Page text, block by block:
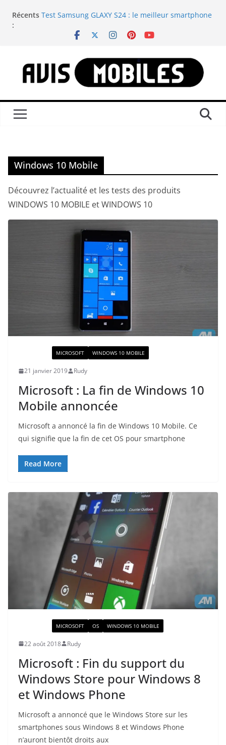
Récents
:
Test Samsung GLAXY S24 : le meilleur smartphone
Test Samsung GALAXY WATCH 8 CLASSIC : est-elle
Nintendo Switch : Savoir comment reconnaître
tous les modèles disponibles ?
Test Anbernic RG557 : une console portable
rétrogaming qui est incontournable
Windows 10 Mobile
Découvrez l’actualité et les tests des produits
WINDOWS 10 MOBILE et WINDOWS 10
MICROSOFT WINDOWS 10 MOBILE
21 janvier 2019 Rudy
Microsoft : La fin de Windows 10
Mobile annoncée
Microsoft a annoncé la fin de Windows 10 Mobile. Ce
qui signifie que la fin de cet OS pour smartphone
Read More
MICROSOFT OS WINDOWS 10 MOBILE
22 août 2018 Rudy
Microsoft : Fin du support du
Windows Store pour Windows 8
et Windows Phone
Microsoft a annoncé que le Windows Store sur les
smartphones sous Windows 8 et Windows Phone
n’auront bientôt droits aux